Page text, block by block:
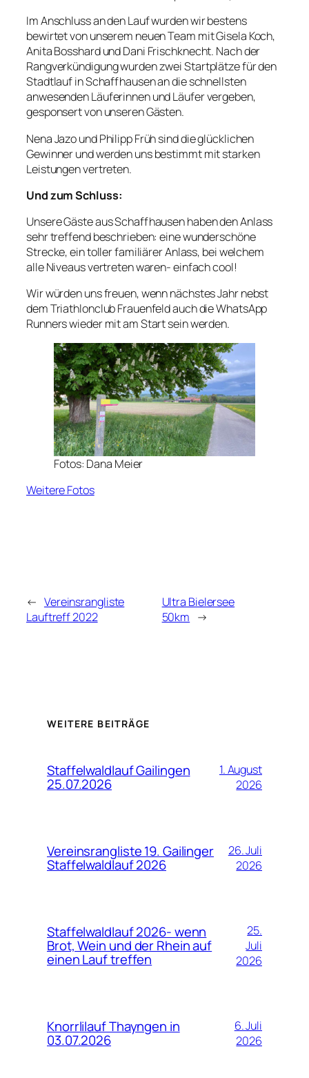
Im Anschluss an den Lauf wurden wir bestens
bewirtet von unserem neuen Team mit Gisela Koch,
Anita Bosshard und Dani Frischknecht. Nach der
Rangverkündigung wurden zwei Startplätze für den
Stadtlauf in Schaffhausen an die schnellsten
anwesenden Läuferinnen und Läufer vergeben,
gesponsert von unseren Gästen.
Nena Jazo und Philipp Früh sind die glücklichen
Gewinner und werden uns bestimmt mit starken
Leistungen vertreten.
Und zum Schluss:
Unsere Gäste aus Schaffhausen haben den Anlass
sehr treffend beschrieben: eine wunderschöne
Strecke, ein toller familiärer Anlass, bei welchem
alle Niveaus vertreten waren- einfach cool!
Wir würden uns freuen, wenn nächstes Jahr nebst
dem Triathlonclub Frauenfeld auch die WhatsApp
Runners wieder mit am Start sein werden.
Fotos: Dana Meier
Weitere Fotos
← Vereinsrangliste
Lauftreff 2022
Ultra Bielersee
50km →
WEITERE BEITRÄGE
Staffelwaldlauf Gailingen
25.07.2026
1. August
2026
Vereinsrangliste 19. Gailinger
Staffelwaldlauf 2026
26. Juli
2026
Staffelwaldlauf 2026- wenn
Brot, Wein und der Rhein auf
einen Lauf treffen
25.
Juli
2026
Knorrlilauf Thayngen in
03.07.2026
6. Juli
2026